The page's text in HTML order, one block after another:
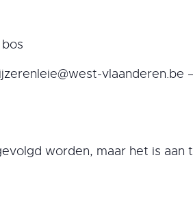
vlaanderen.be
worden, maar het is aan